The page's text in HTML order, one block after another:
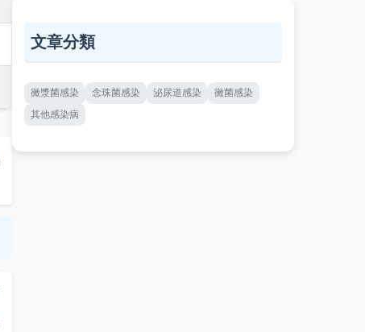
文章分類
黴漿菌感染 念珠菌感染 泌尿道感染
黴菌感染
其他感染病